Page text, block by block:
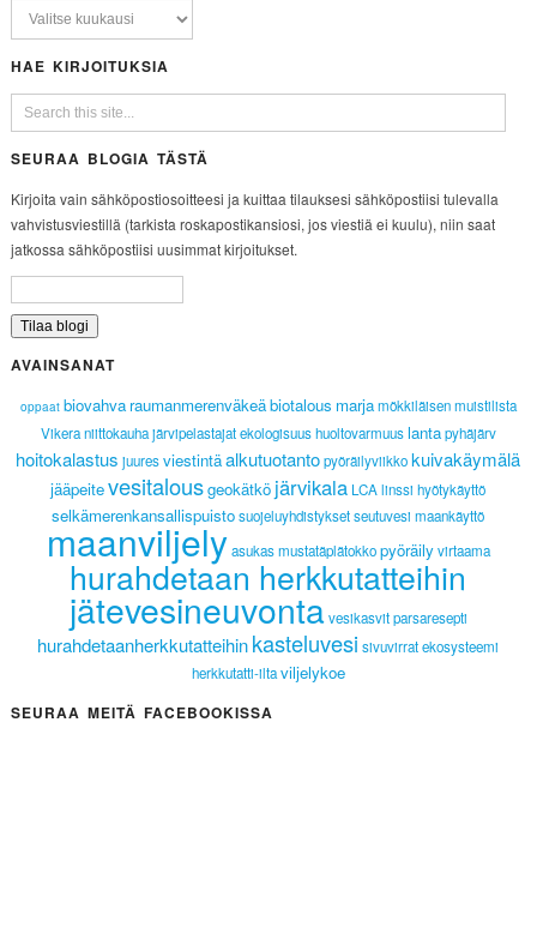
HAE KIRJOITUKSIA
SEURAA BLOGIA TÄSTÄ
Kirjoita vain sähköpostiosoitteesi ja kuittaa tilauksesi sähköpostiisi tulevalla
vahvistusviestillä (tarkista roskapostikansiosi, jos viestiä ei kuulu), niin saat
jatkossa sähköpostiisi uusimmat kirjoitukset.
AVAINSANAT
oppaat biovahva raumanmerenväkeäbiotalous marjamökkiläisen muistilista
Vikeraniittokauhajärvipelastajatekologisuushuoltovarmuuslantapyhäjärv
hoitokalastus juures viestintäalkutuotanto pyöräilyviikko kuivakäymälä
jääpeitevesitalousgeokätkö järvikala LCA linssi hyötykäyttö
selkämerenkansallispuisto suojeluyhdistykset seutuvesi maankäyttö
maanviljelyasukasmustatäplätokkopyöräilyvirtaama
hurahdetaan herkkutatteihin
jätevesineuvontavesikasvitparsaresepti
hurahdetaanherkkutatteihinkasteluvesi sivuvirrat ekosysteemi
herkkutatti-iltaviljelykoe
SEURAA MEITÄ FACEBOOKISSA